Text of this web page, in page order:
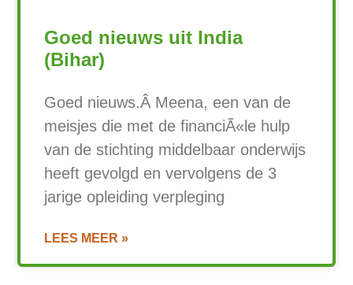
Goed nieuws uit India
(Bihar)
Goed nieuws.Â Meena, een van de
meisjes die met de financiÃ«le hulp
van de stichting middelbaar onderwijs
heeft gevolgd en vervolgens de 3
jarige opleiding verpleging
LEES MEER »